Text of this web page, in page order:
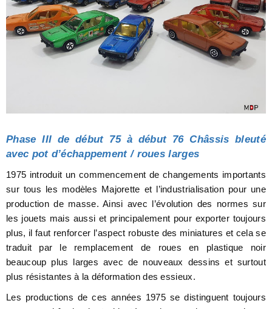
Phase III de début 75 à début 76 Châssis bleuté
avec pot d’échappement / roues larges
1975 introduit un commencement de changements importants
sur tous les modèles Majorette et l’industrialisation pour une
production de masse. Ainsi avec l’évolution des normes sur
les jouets mais aussi et principalement pour exporter toujours
plus, il faut renforcer l’aspect robuste des miniatures et cela se
traduit par le remplacement de roues en plastique noir
beaucoup plus larges avec de nouveaux dessins et surtout
plus résistantes à la déformation des essieux.
Les productions de ces années 1975 se distinguent toujours